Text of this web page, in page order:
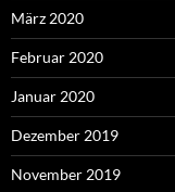
März 2020
Februar 2020
Januar 2020
Dezember 2019
November 2019